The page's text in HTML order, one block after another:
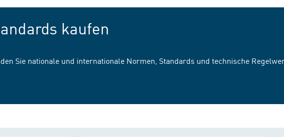
kaufen
Sie nationale und internationale Normen, Standards und technische